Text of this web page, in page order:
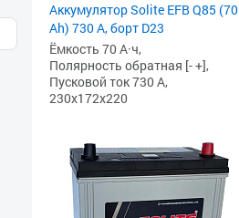
Аккумулятор Solite EFB Q85 (70
Ah) 730 А, борт D23
Ёмкость 70 А·ч,
Полярность обратная [- +],
Пусковой ток 730 А,
230x172x220